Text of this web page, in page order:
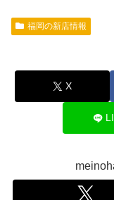
福岡の新店情報
X